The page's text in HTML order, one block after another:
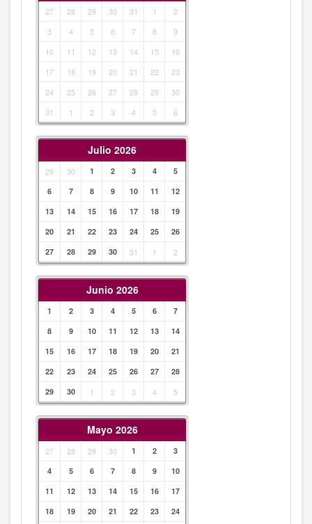
27 28 29 30 31 1
2
3
4 5 6 7 8
9
10
11 12 13 14 15
16
17
18 19 20 21 22
23
24
25 26 27 28 29
30
31
1 2 3 4 5 6
Julio 2026
29 30 1 2 3 4
5
6
7 8 9 10 11
12
13
14 15 16 17 18
19
20
21 22 23 24 25
26
27
28 29 30 31 1 2
Junio 2026
1 2 3 4 5 6
7
8
9 10 11 12 13
14
15
16 17 18 19 20
21
22
23 24 25 26 27
28
29
30 1 2 3 4 5
Mayo 2026
27 28 29 30 1 2
3
4
5 6 7 8 9
10
11
12 13 14 15 16
17
18
19 20 21 22 23
24